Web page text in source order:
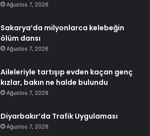
Ağustos 7, 2026
Sakarya’da milyonlarca kelebeğin
ölüm dansı
Ağustos 7, 2026
Aileleriyle tartışıp evden kaçan genç
kızlar, bakın ne halde bulundu
Ağustos 7, 2026
Diyarbakır’da Trafik Uygulaması
Ağustos 7, 2026